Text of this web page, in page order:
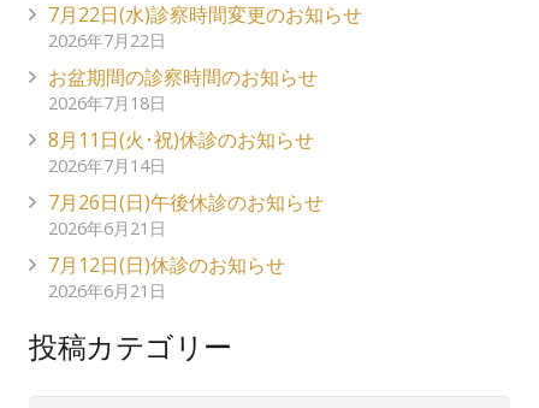
7月22日(水)診察時間変更のお知らせ
2026年7月22日
お盆期間の診察時間のお知らせ
2026年7月18日
8月11日(火･祝)休診のお知らせ
2026年7月14日
7月26日(日)午後休診のお知らせ
2026年6月21日
7月12日(日)休診のお知らせ
2026年6月21日
投稿カテゴリー